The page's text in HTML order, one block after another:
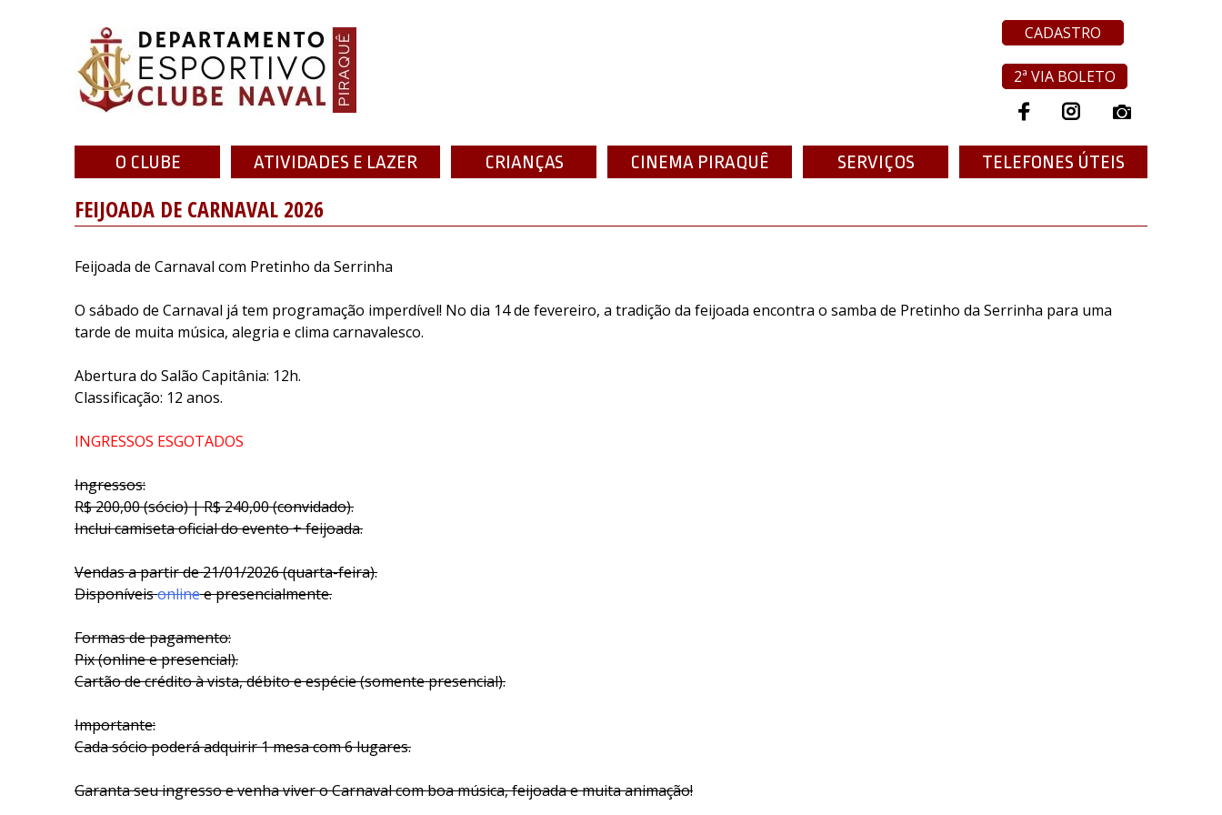
Clube Naval – Piraquê
Departamento Esportivo do Clube Naval
CADASTRO
2ª VIA BOLETO
O CLUBE ATIVIDADES E LAZER CRIANÇAS CINEMA PIRAQUÊ SERVIÇOS TELEFONES ÚTEIS
FEIJOADA DE CARNAVAL 2026
Feijoada de Carnaval com Pretinho da Serrinha
O sábado de Carnaval já tem programação imperdível! No dia 14 de fevereiro, a tradição da feijoada encontra o samba de Pretinho da Serrinha para uma
tarde de muita música, alegria e clima carnavalesco.
Abertura do Salão Capitânia: 12h.
Classificação: 12 anos.
INGRESSOS ESGOTADOS
Ingressos:
R$ 200,00 (sócio) | R$ 240,00 (convidado).
Inclui camiseta oficial do evento + feijoada.
Vendas a partir de 21/01/2026 (quarta-feira).
Disponíveisonlinee presencialmente.
Formas de pagamento:
Pix (online e presencial).
Cartão de crédito à vista, débito e espécie (somente presencial).
Importante:
Cada sócio poderá adquirir 1 mesa com 6 lugares.
Garanta seu ingresso e venha viver o Carnaval com boa música, feijoada e muita animação!